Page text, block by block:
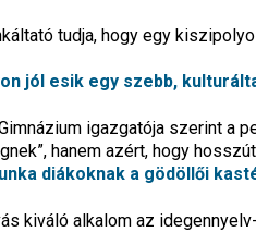
tudja, hogy egy
jól esik egy szebb,
igazgatója szerint a
hanem azért, hogy
diákoknak a gödöllői
kiváló alkalom az